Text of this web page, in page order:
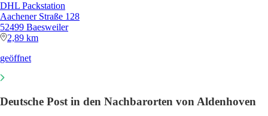
DHL Packstation
Aachener Straße 128
52499 Baesweiler
2,89 km
geöffnet
Deutsche Post in den Nachbarorten von Aldenhoven